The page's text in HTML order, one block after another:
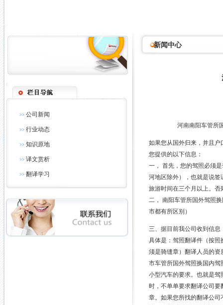
>> 公司新闻
>> 行业动态
>> 知识原地
>> 译文赏析
>> 翻译学习
新闻中心
河南南阳车管所国外
如果您从国外归来，并且
您提供的以下信息：
一， 首先，您的驾照必须
河地区除外），也就是说
旅游时间在三个月以上。
二， 南阳车管所国外驾照
市都有所区别）
三、据目前我公司收到信
具体是：驾照翻译件（按
须是骑缝章）翻译人员的
市车管所国外驾照换国内
小型汽车的要求。也就是
时，不单单要求翻译公司
章。如果您所找的翻译公